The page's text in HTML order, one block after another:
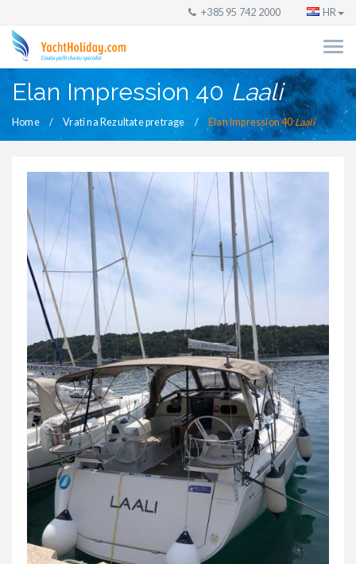
+385 95 742 2000 HR
Elan Impression 40 Laali
Home Vrati na Rezultate pretrage Elan Impression 40Laali